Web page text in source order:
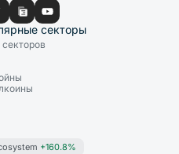
секторы
+160.8%